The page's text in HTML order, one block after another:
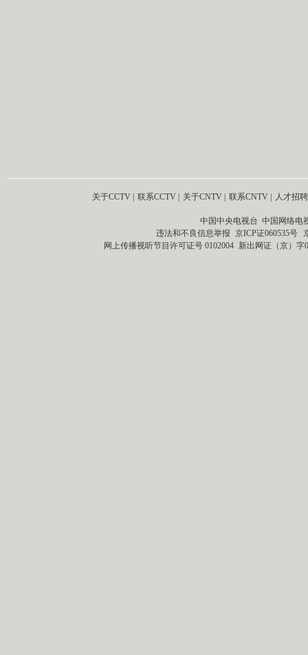
关于CCTV 联系CCTV 关于CNTV 联系CNTV 人才招聘
中国中央电视台 中国网络电
违法和不良信息举报 京ICP证060535号
网上传播视听节目许可证号 0102004 新出网证（京）